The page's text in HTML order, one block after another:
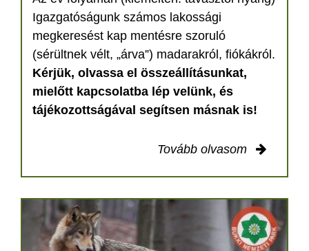
Igazgatóságunk számos lakossági
megkeresést kap mentésre szoruló
(sérültnek vélt, „árva”) madarakról, fiókákról.
Kérjük, olvassa el összeállításunkat,
mielőtt kapcsolatba lép velünk, és
tájékozottságával segítsen másnak is!
Tovább olvasom